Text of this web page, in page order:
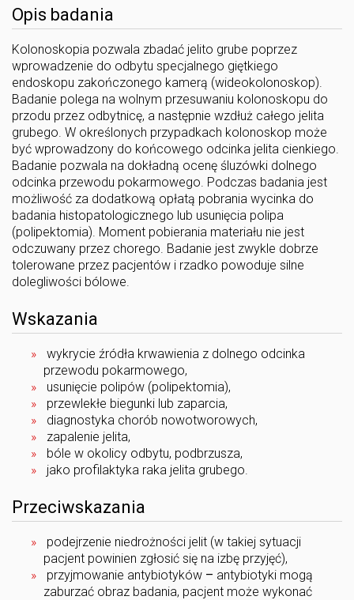
Opis badania
Kolonoskopia pozwala zbadać jelito grube poprzez
wprowadzenie do odbytu specjalnego giętkiego
endoskopu zakończonego kamerą (wideokolonoskop).
Badanie polega na wolnym przesuwaniu kolonoskopu do
przodu przez odbytnicę, a następnie wzdłuż całego jelita
grubego. W określonych przypadkach kolonoskop może
być wprowadzony do końcowego odcinka jelita cienkiego.
Badanie pozwala na dokładną ocenę śluzówki dolnego
odcinka przewodu pokarmowego. Podczas badania jest
możliwość za dodatkową opłatą pobrania wycinka do
badania histopatologicznego lub usunięcia polipa
(polipektomia). Moment pobierania materiału nie jest
odczuwany przez chorego. Badanie jest zwykle dobrze
tolerowane przez pacjentów i rzadko powoduje silne
dolegliwości bólowe.
Wskazania
wykrycie źródła krwawienia z dolnego odcinka
przewodu pokarmowego,
usunięcie polipów (polipektomia),
przewlekłe biegunki lub zaparcia,
diagnostyka chorób nowotworowych,
zapalenie jelita,
bóle w okolicy odbytu, podbrzusza,
jako profilaktyka raka jelita grubego.
Przeciwskazania
podejrzenie niedrożności jelit (w takiej sytuacji
pacjent powinien zgłosić się na izbę przyjęć),
przyjmowanie antybiotyków – antybiotyki mogą
zaburzać obraz badania, pacjent może wykonać